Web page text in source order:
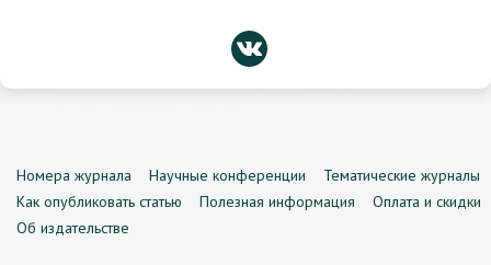
Номера журнала Научные конференции
Тематические журналы
Как опубликовать статью
Полезная информация
Оплата и скидки
Об издательстве